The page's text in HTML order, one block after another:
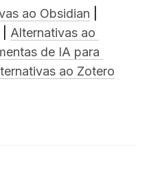
ao Obsidian
Alternativas ao
de IA para
ao Zotero